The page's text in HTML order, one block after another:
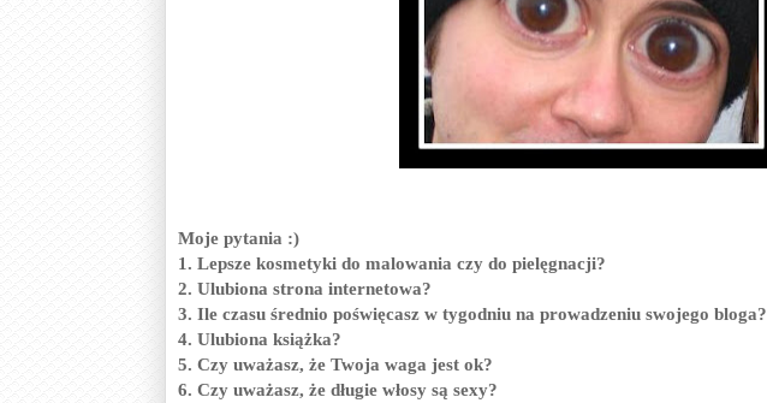
Moje pytania :)
1. Lepsze kosmetyki do malowania czy do pielęgnacji?
2. Ulubiona strona internetowa?
3. Ile czasu średnio poświęcasz w tygodniu na prowadzeniu swojego bloga?
4. Ulubiona książka?
5. Czy uważasz, że Twoja waga jest ok?
6. Czy uważasz, że długie włosy są sexy?